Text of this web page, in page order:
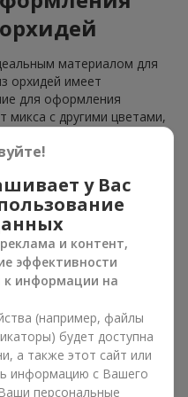
материалом для
орхидей имеет
для оформления
микса с другими цветами,
в любом
позволяет создавать
или
эффектно смотрится
работах, а её
центральным
от оформления и
на орхидеи. Учитывайте
орхидей.
может подойти любому. Их
у Вас
и контент,
эффективности
к информации на
(например, файлы
будет доступна
а также этот сайт или
информацию с Вашего
персональные